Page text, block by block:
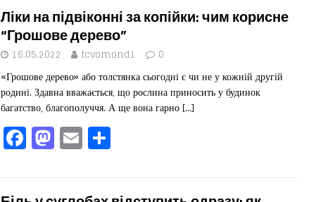
e
b
o
o
k
o
d
o
n
l ит
ис
я
Ліки на підвіконні за копійки: чим корисне
“Грошове дерево”
16.05.2022 fcvomond1 0
«Грошове дерево» або толстянка сьогодні є чи не у кожній другій
родині. Здавна вважається, що рослина приносить у будинок
багатство, благополуччя. А ще вона гарно […]
F
a
M
a
E
m